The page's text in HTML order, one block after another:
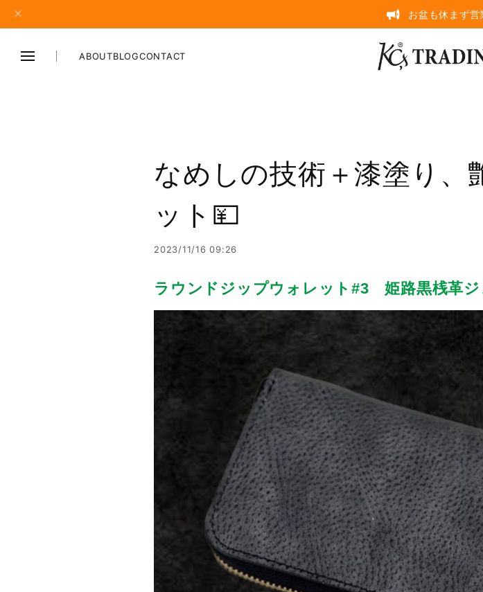
お盆も休まず営
ABOUTBLOGCONTACT
なめしの技術＋漆塗り、
ット💴
2023/11/16 09:26
ラウンドジップウォレット#3 姫路黒桟革